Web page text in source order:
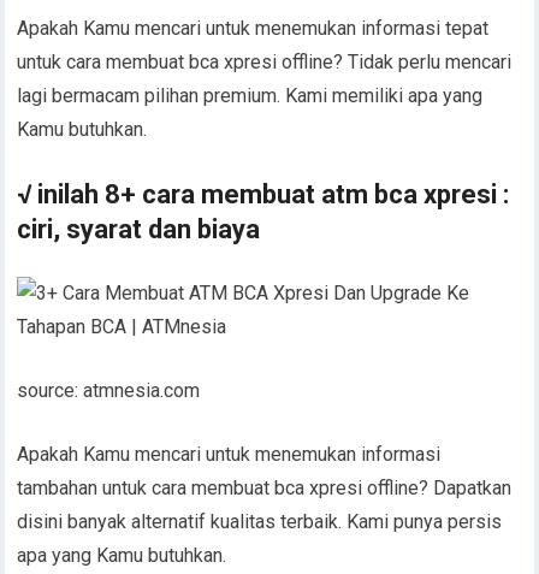
Apakah Kamu mencari untuk menemukan informasi tepat
untuk cara membuat bca xpresi offline? Tidak perlu mencari
lagi bermacam pilihan premium. Kami memiliki apa yang
Kamu butuhkan.
√ inilah 8+ cara membuat atm bca xpresi :
ciri, syarat dan biaya
source: atmnesia.com
Apakah Kamu mencari untuk menemukan informasi
tambahan untuk cara membuat bca xpresi offline? Dapatkan
disini banyak alternatif kualitas terbaik. Kami punya persis
apa yang Kamu butuhkan.